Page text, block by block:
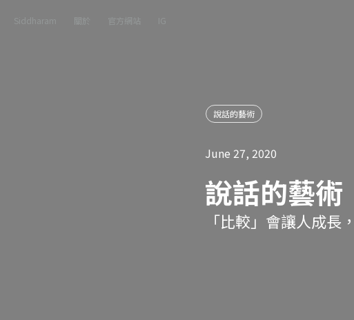
Siddharam 關於 官方網站 IG
說話的藝術
June 27, 2020
說話的藝術
「比較」會讓人成長